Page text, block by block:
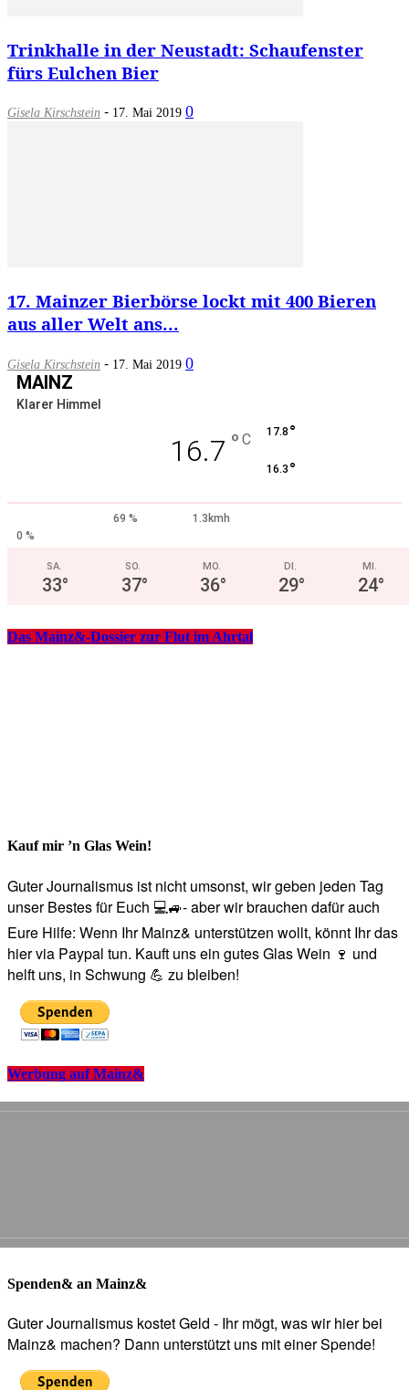
Trinkhalle in der Neustadt: Schaufenster
fürs Eulchen Bier
Gisela Kirschstein - 17. Mai 2019 0
17. Mainzer Bierbörse lockt mit 400 Bieren
aus aller Welt ans...
Gisela Kirschstein - 17. Mai 2019 0
MAINZ
Klarer Himmel
16.7 ° C 17.8 °
16.3 °
69 %
1.3kmh
0 %
SA.
33°
SO.
37°
MO.
36°
DI.
29°
MI.
24°
Das Mainz&-Dossier zur Flut im Ahrtal
Kauf mir ’n Glas Wein!
Guter Journalismus ist nicht umsonst, wir geben jeden Tag
unser Bestes für Euch 💻🚙- aber wir brauchen dafür auch
Eure Hilfe: Wenn Ihr Mainz& unterstützen wollt, könnt Ihr das
hier via Paypal tun. Kauft uns ein gutes Glas Wein 🍷 und
helft uns, in Schwung 💪 zu bleiben!
Werbung auf Mainz&
Spenden& an Mainz&
Guter Journalismus kostet Geld - Ihr mögt, was wir hier bei
Mainz& machen? Dann unterstützt uns mit einer Spende!